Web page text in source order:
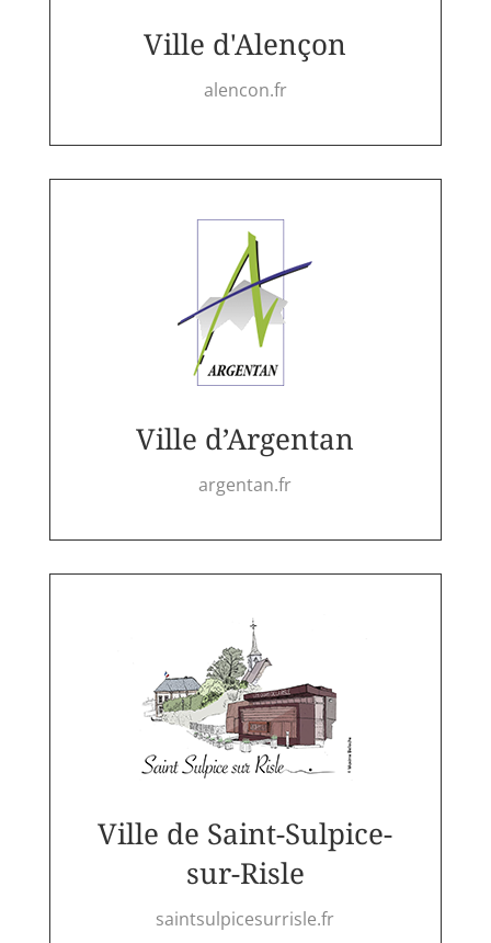
Ville d'Alençon
alencon.fr
Ville d’Argentan
argentan.fr
Ville de Saint-Sulpice-
sur-Risle
saintsulpicesurrisle.fr